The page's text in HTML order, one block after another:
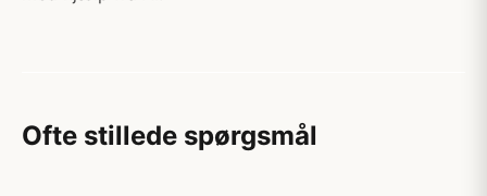
Ofte stillede spørgsmål